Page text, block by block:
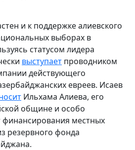
и к поддержке алиевского
выборах в
статусом лидера
выступает проводником
действующего
евреев. Исаев
Ильхама Алиева, его
общине и особо
финансирования местных
резервного фонда